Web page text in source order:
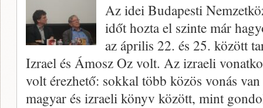
Az idei Budapesti
időt hozta el szinte már
az április 22. és 25. között
Izrael és Ámosz Oz volt. Az izraeli
volt érezhető: sokkal több közös vonás
magyar és izraeli könyv között, mint